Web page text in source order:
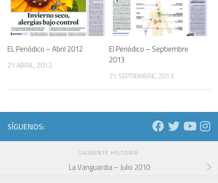
EL Periódico – Abril 2012
21 ABRIL, 2012
El Periódico – Septiembre
2013
21 SEPTIEMBRE, 2013
SÍGUENOS:
SIGUIENTE HISTORIA
La Vanguardia – Julio 2010